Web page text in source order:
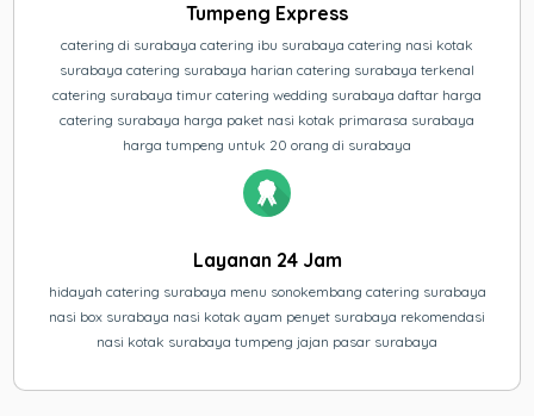
Tumpeng Express
catering di surabaya catering ibu surabaya catering nasi kotak
surabaya catering surabaya harian catering surabaya terkenal
catering surabaya timur catering wedding surabaya daftar harga
catering surabaya harga paket nasi kotak primarasa surabaya
harga tumpeng untuk 20 orang di surabaya
Layanan 24 Jam
hidayah catering surabaya menu sonokembang catering surabaya
nasi box surabaya nasi kotak ayam penyet surabaya rekomendasi
nasi kotak surabaya tumpeng jajan pasar surabaya